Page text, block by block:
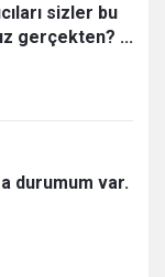
sizler bu
gerçekten? ...
durumum var.